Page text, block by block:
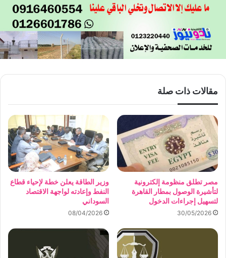
مقالات ذات صلة
مصر تطلق منظومة إلكترونية
لتأشيرة الوصول بمطار القاهرة
لتسهيل إجراءات الدخول
30/05/2026
وزير الطاقة يعلن خطة لإحياء قطاع
النفط وإعادته لواجهة الاقتصاد
السوداني
08/04/2026